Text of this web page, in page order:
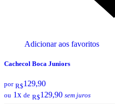
Adicionar aos favoritos
Cachecol Boca Juniors
por R$129,90
ou 1x de R$129,90 sem juros